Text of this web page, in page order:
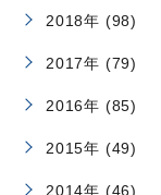
2018年 (98)
2017年 (79)
2016年 (85)
2015年 (49)
2014年 (46)